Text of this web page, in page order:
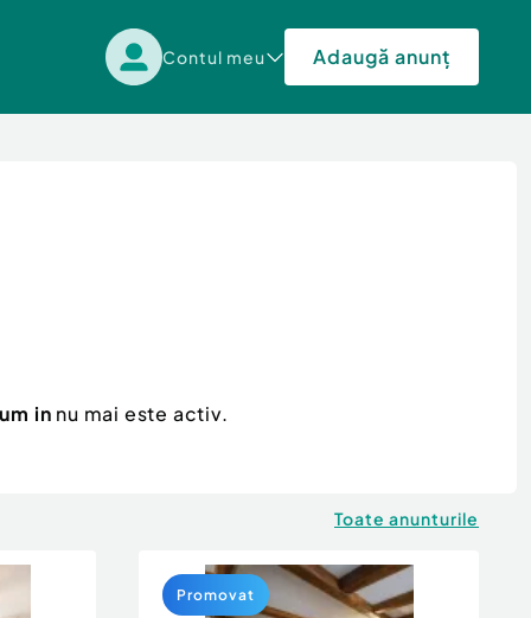
Contul meu Adaugă anunț
in nu mai este activ.
Toate anunturile
Promovat